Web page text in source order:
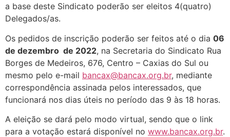
a base deste Sindicato poderão ser eleitos 4(quatro)
Delegados/as.
Os pedidos de inscrição poderão ser feitos até o dia 06
de dezembro de 2022, na Secretaria do Sindicato Rua
Borges de Medeiros, 676, Centro – Caxias do Sul ou
mesmo pelo e-mail bancax@bancax.org.br, mediante
correspondência assinada pelos interessados, que
funcionará nos dias úteis no período das 9 às 18 horas.
A eleição se dará pelo modo virtual, sendo que o link
para a votação estará disponível no www.bancax.org.br.